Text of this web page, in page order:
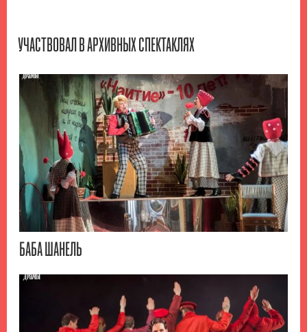
УЧАСТВОВАЛ В АРХИВНЫХ СПЕКТАКЛЯХ
БАБА ШАНЕЛЬ